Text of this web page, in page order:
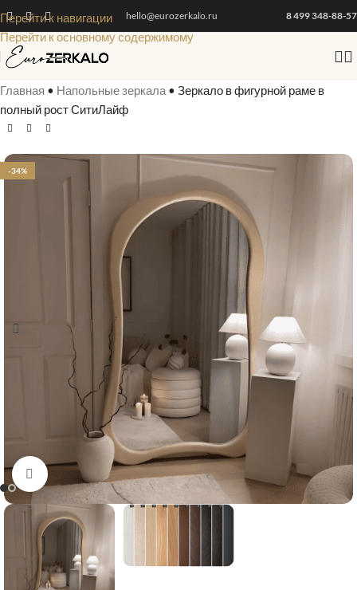
Перейти к навигации
Перейти к основному содержимому
hello@eurozerkalo.ru 8 499 348-88-57
Главная • Напольные зеркала • Зеркало в фигурной раме в
полный рост СитиЛайф
-34%
Нажмите, чтобы увеличить